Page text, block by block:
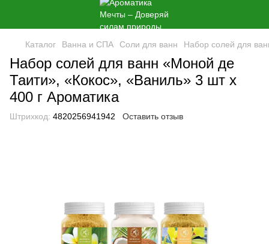
Каталог Ванна и СПА Соли для ванн Набор солей для
Набор солей для ванн «Моной де
Таити», «Кокос», «Ваниль» 3 шт x
400 г Ароматика
Штрихкод: 4820256941942 Оставить отзыв